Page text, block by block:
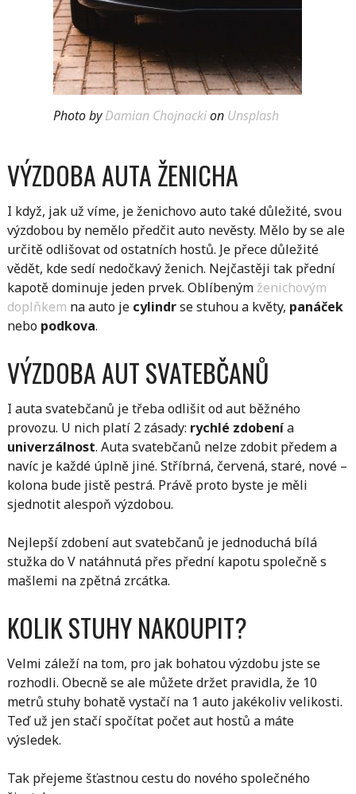
Photo byDamian Chojnackion Unsplash
VÝZDOBA AUTA ŽENICHA
I když, jak už víme, je ženichovo auto také důležité, svou
výzdobou by nemělo předčit auto nevěsty. Mělo by se ale
určitě odlišovat od ostatních hostů. Je přece důležité
vědět, kde sedí nedočkavý ženich. Nejčastěji tak přední
kapotě dominuje jeden prvek. Oblíbenýmženichovým
doplňkem na auto je cylindrse stuhou a květy, panáček
nebo podkova.
VÝZDOBA AUT SVATEBČANŮ
I auta svatebčanů je třeba odlišit od aut běžného
provozu. U nich platí 2 zásady: rychlé zdobenía
univerzálnost. Auta svatebčanů nelze zdobit předem a
navíc je každé úplně jiné. Stříbrná, červená, staré, nové –
kolona bude jistě pestrá. Právě proto byste je měli
sjednotit alespoň výzdobou.
Nejlepší zdobení aut svatebčanů je jednoduchá bílá
stužka do V natáhnutá přes přední kapotu společně s
mašlemi na zpětná zrcátka.
KOLIK STUHY NAKOUPIT?
Velmi záleží na tom, pro jak bohatou výzdobu jste se
rozhodli. Obecně se ale můžete držet pravidla, že 10
metrů stuhy bohatě vystačí na 1 auto jakékoliv velikosti.
Teď už jen stačí spočítat počet aut hostů a máte
výsledek.
Tak přejeme šťastnou cestu do nového společného